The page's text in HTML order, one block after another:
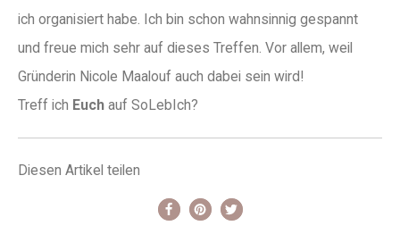
ich organisiert habe. Ich bin schon wahnsinnig gespannt
und freue mich sehr auf dieses Treffen. Vor allem, weil
Gründerin Nicole Maalouf auch dabei sein wird!
Treff ich Euch auf SoLebIch?
Diesen Artikel teilen